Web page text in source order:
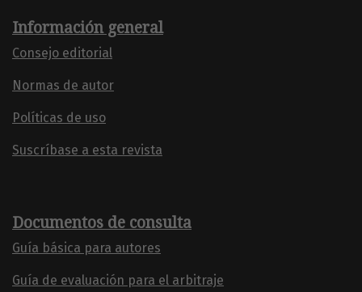
Información general
Consejo editorial
Normas de autor
Políticas de uso
Suscríbase a esta revista
Documentos de consulta
Guía básica para autores
Guía de evaluación para el arbitraje